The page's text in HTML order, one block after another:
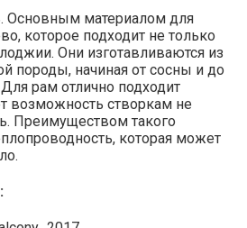
Основным материалом для
которое подходит не только
Они изготавливаются из
породы, начиная от сосны и до
рам отлично подходит
возможность створкам не
Преимуществом такого
которая может